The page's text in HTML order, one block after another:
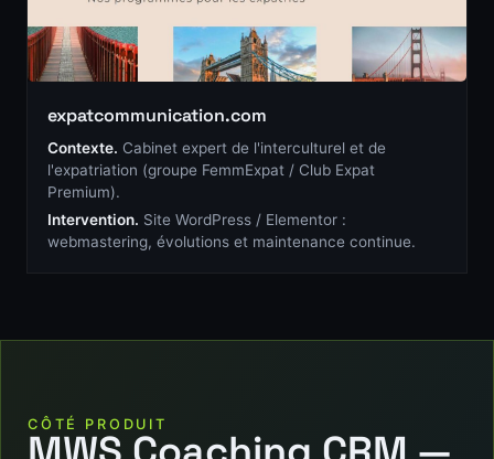
expatcommunication.com
Contexte. Cabinet expert de l'interculturel et de
l'expatriation (groupe FemmExpat / Club Expat
Premium).
Intervention. Site WordPress / Elementor :
webmastering, évolutions et maintenance continue.
CÔTÉ PRODUIT